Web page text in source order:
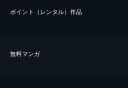
ポイント（レンタル）作品
無料マンガ